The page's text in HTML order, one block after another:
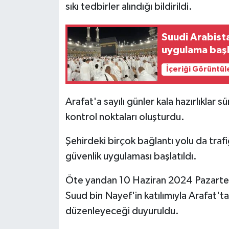
sıkı tedbirler alındığı bildirildi.
Suudi
uygulama
İçeriği
Arafat'a sayılı günler kala hazırlıklar
kontrol noktaları oluşturdu.
Şehirdeki birçok bağlantı yolu da
güvenlik uygulaması başlatıldı.
Öte yandan 10 Haziran 2024
Suud bin Nayef'in katılımıyla
düzenleyeceği duyuruldu.
Bitlis Müftülüğü
Bolu Müftülüğü
Burdur Müftülüğü
Bursa Müftülüğü
Çankırı Müftülüğü
Çorum Müftülüğü
Denizli Müftülüğü
Makaleler
Duyurular
Bilim, Teknoloji
Biyografiler
Diyanet TV